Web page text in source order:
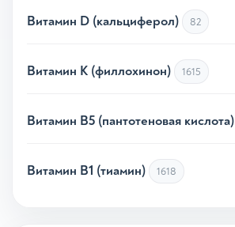
Витамин D (кальциферол) 82
Витамин К (филлохинон) 1615
Витамин В5 (пантотеновая кислота)
Витамин В1 (тиамин) 1618